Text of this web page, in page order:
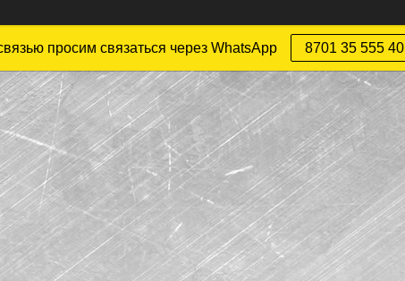
просим связаться через WhatsApp 8701 35 555 40